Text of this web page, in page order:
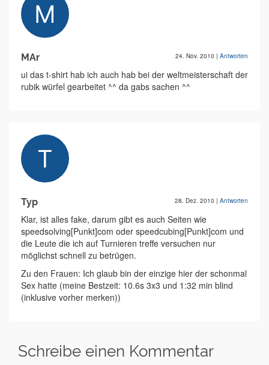
MAr 24. Nov. 2010 | Antworten
ui das t-shirt hab ich auch hab bei der weltmeisterschaft der
rubik würfel gearbeitet ^^ da gabs sachen ^^
Typ 28. Dez. 2010 | Antworten
Klar, ist alles fake, darum gibt es auch Seiten wie
speedsolving[Punkt]com oder speedcubing[Punkt]com und
die Leute die ich auf Turnieren treffe versuchen nur
möglichst schnell zu betrügen.
Zu den Frauen: Ich glaub bin der einzige hier der schonmal
Sex hatte (meine Bestzeit: 10.6s 3x3 und 1:32 min blind
(inklusive vorher merken))
Schreibe einen Kommentar